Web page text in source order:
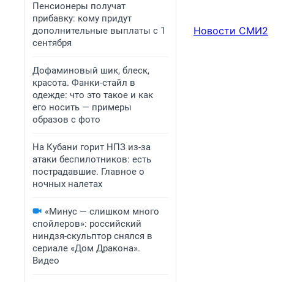
Пенсионеры получат
прибавку: кому придут
дополнительные выплаты с 1
сентября
Дофаминовый шик, блеск,
красота. Фанки-стайл в
одежде: что это такое и как
его носить — примеры
образов с фото
На Кубани горит НПЗ из-за
атаки беспилотников: есть
пострадавшие. Главное о
ночных налетах
«Минус — слишком много
спойлеров»: российский
ниндзя-скульптор снялся в
сериале «Дом Дракона».
Видео
Новости СМИ2